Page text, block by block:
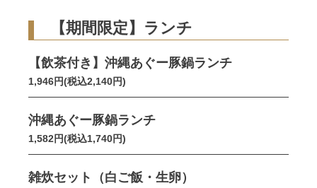
【期間限定】ランチ
【飲茶付き】沖縄あぐー豚鍋ランチ
1,946円(税込2,140円)
沖縄あぐー豚鍋ランチ
1,582円(税込1,740円)
雑炊セット（白ご飯・生卵）